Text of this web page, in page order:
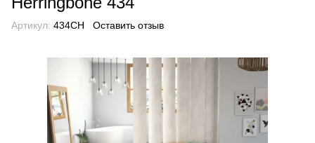
Артикул: 434CH Оставить отзыв